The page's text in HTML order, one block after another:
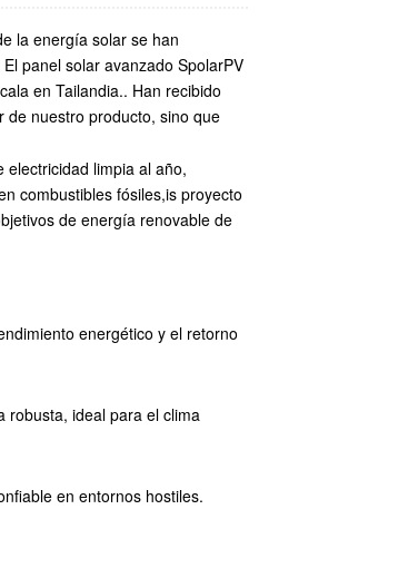
la energía solar se han
El panel solar avanzado SpolarPV
en Tailandia.. Han recibido
de nuestro producto, sino que
electricidad limpia al año,
combustibles fósiles,is proyecto
de energía renovable de
energético y el retorno
robusta, ideal para el clima
en entornos hostiles.